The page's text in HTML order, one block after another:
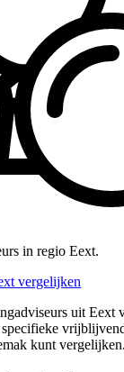
in regio Eext.
vergelijken
uit Eext
kunt vergelijken.